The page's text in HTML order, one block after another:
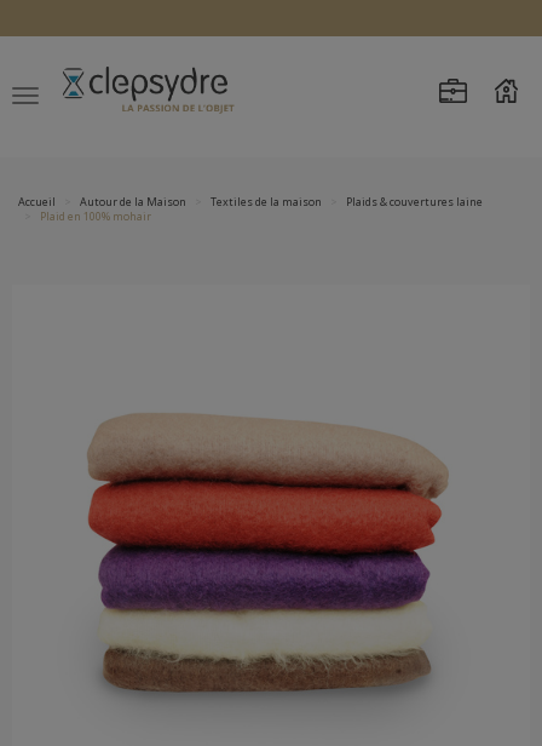
Accueil Autour de la Maison Textiles de la maison
Plaids & couvertures laine
Plaid en 100% mohair